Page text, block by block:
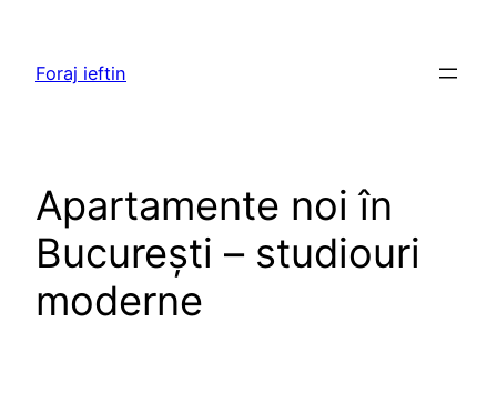
content
Foraj ieftin
Apartamente noi în
București – studiouri
moderne